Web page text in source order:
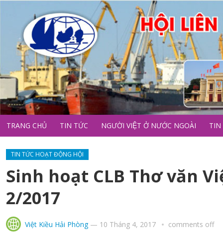
TRANG CHỦ TIN TỨC NGƯỜI VIỆT Ở NƯỚC NGOÀI TIN
TIN TỨC HOẠT ĐỘNG HỘI
Sinh hoạt CLB Thơ văn
2/2017
Việt Kiều Hải Phòng— 10 Tháng 4, 2017 comments off